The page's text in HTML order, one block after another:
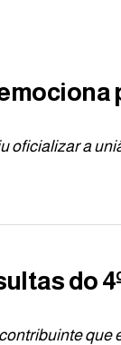
oficializar a
do